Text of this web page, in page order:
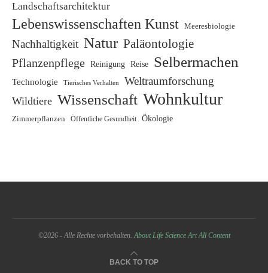
Landschaftsarchitektur
Lebenswissenschaften Kunst Meeresbiologie
Nachhaltigkeit Natur Paläontologie
Pflanzenpflege Reinigung Reise Selbermachen
Technologie Tierisches Verhalten Weltraumforschung
Wildtiere Wissenschaft Wohnkultur
Zimmerpflanzen Öffentliche Gesundheit Ökologie
©2026 - Alle Rechte vorbehalten.About Life Science Art All Content
BACK TO TOP